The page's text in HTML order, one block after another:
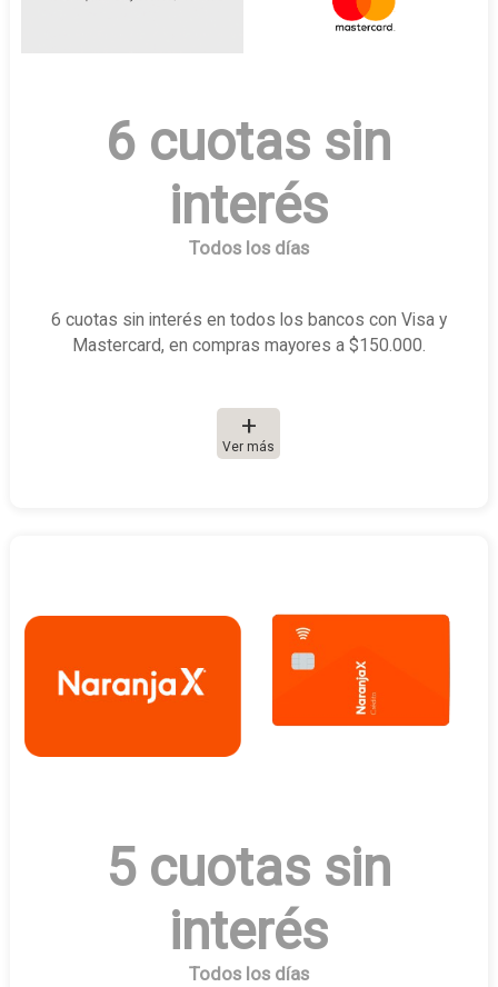
6 cuotas sin
interés
Todos los días
6 cuotas sin interés en todos los bancos con Visa y
Mastercard, en compras mayores a $150.000.
Ver más
5 cuotas sin
interés
Todos los días